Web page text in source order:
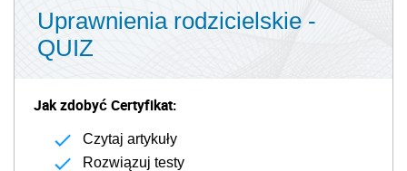
Uprawnienia rodzicielskie -
QUIZ
Jak zdobyć Certyfikat:
Czytaj artykuły
Rozwiązuj testy